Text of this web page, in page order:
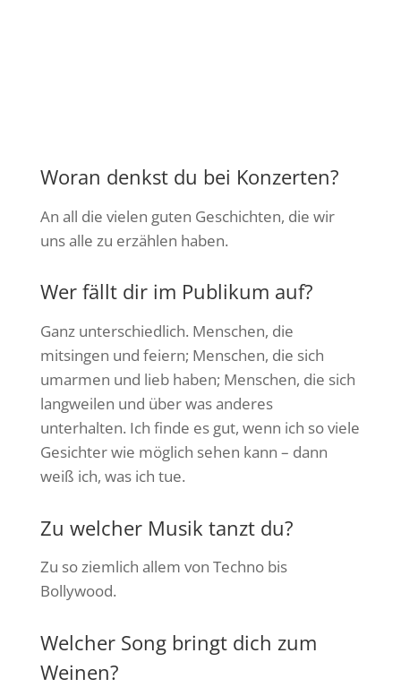
Woran denkst du bei Konzerten?
An all die vielen guten Geschichten, die wir
uns alle zu erzählen haben.
Wer fällt dir im Publikum auf?
Ganz unterschiedlich. Menschen, die
mitsingen und feiern; Menschen, die sich
umarmen und lieb haben; Menschen, die sich
langweilen und über was anderes
unterhalten. Ich finde es gut, wenn ich so viele
Gesichter wie möglich sehen kann – dann
weiß ich, was ich tue.
Zu welcher Musik tanzt du?
Zu so ziemlich allem von Techno bis
Bollywood.
Welcher Song bringt dich zum
Weinen?